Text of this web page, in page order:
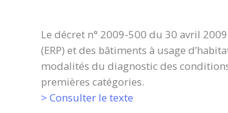
Le décret n° 2009-500 du 30 avril
(ERP) et des bâtiments à usage
modalités du diagnostic des
premières catégories.
> Consulter le texte